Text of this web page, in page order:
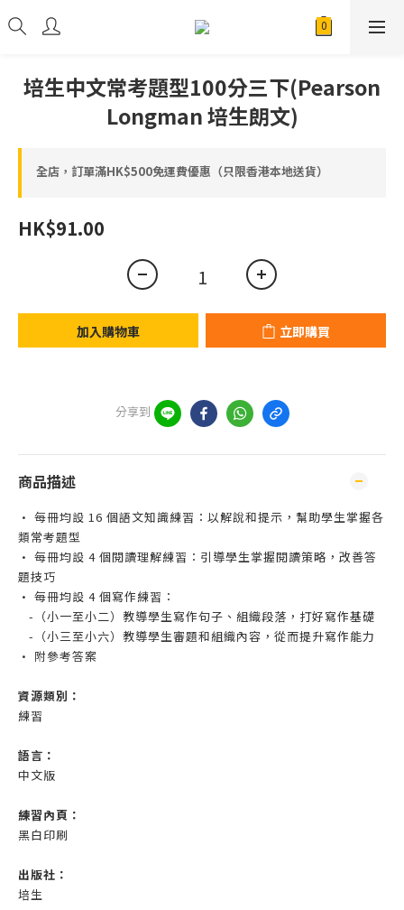
培生中文常考題型100分三下(Pearson
Longman 培生朗文)
全店，訂單滿HK$500免運費優惠（只限香港本地送貨）
HK$91.00
加入購物車 立即購買
分享到
商品描述
• 每冊均設 16 個語文知識練習：以解說和提示，幫助學生掌握各
類常考題型
• 每冊均設 4 個閱讀理解練習：引導學生掌握閱讀策略，改善答
題技巧
• 每冊均設 4 個寫作練習：
-（小一至小二）教導學生寫作句子、組織段落，打好寫作基礎
-（小三至小六）教導學生審題和組織內容，從而提升寫作能力
• 附參考答案
資源類別：
練習
語言：
中文版
練習內頁：
黑白印刷
出版社：
培生